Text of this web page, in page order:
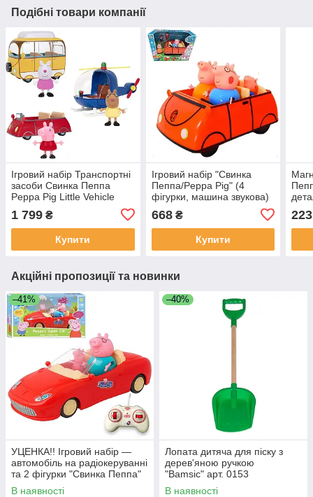
Подібні товари компанії
Ігровий набір Транспортні
засоби Свинка Пеппа
Peppa Pig Little Vehicle
1 799 ₴
Купити
Ігровий набір "Свинка
Пеппа/Peppa Pig" (4
фігурки, машина звукова)
668₴
Купити
223
Акційні пропозиції та новинки
–41%
УЦЕНКА!! Ігровий набір —
автомобіль на радіокеруванні
та 2 фігурки "Свинка Пеппа"
(Peppa Pig) арт. 000-1
В наявності
–40%
Лопата дитяча для піску з
дерев'яною ручкою
"Bamsic" арт. 0153
В наявності